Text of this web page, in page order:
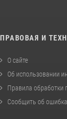
ПРАВОВАЯ И
О сайте
Об использовании
Правила обработки
Сообщить об